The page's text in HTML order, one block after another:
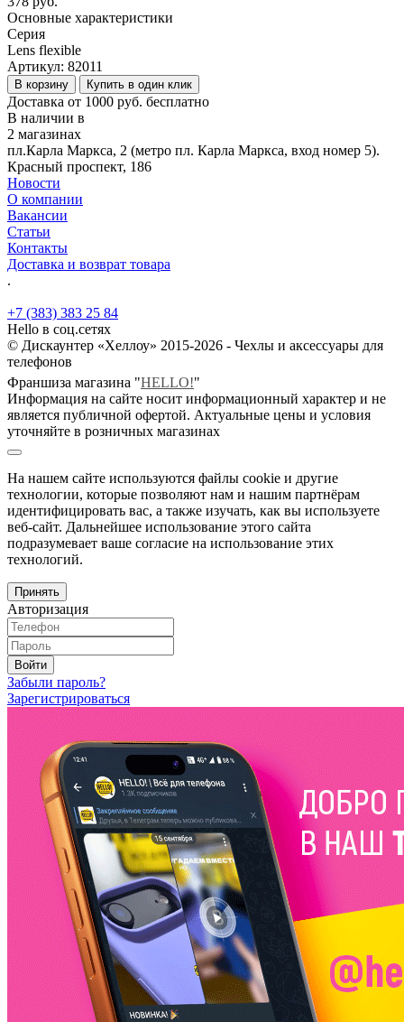
Основные характеристики
Серия
Lens flexible
Артикул: 82011
В корзину Купить в один клик
Доставка от 1000 руб. бесплатно
В наличии в
2 магазинах
пл.Карла Маркса, 2 (метро пл. Карла Маркса, вход номер 5).
Красный проспект, 186
Новости
О компании
Вакансии
Статьи
Контакты
Доставка и возврат товара
.
+7 (383) 383 25 84
Hello в соц.сетях
© Дискаунтер «Хеллоу» 2015-2026 - Чехлы и аксессуары для
телефонов
Франшиза магазина "HELLO!"
Информация на сайте носит информационный характер и не
является публичной офертой. Актуальные цены и условия
уточняйте в розничных магазинах
На нашем сайте используются файлы cookie и другие
технологии, которые позволяют нам и нашим партнёрам
идентифицировать вас, а также изучать, как вы используете
веб-сайт. Дальнейшее использование этого сайта
подразумевает ваше согласие на использование этих
технологий.
Принять
Авторизация
Войти
Забыли пароль?
Зарегистрироваться